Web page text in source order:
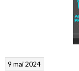
9 mai 2024